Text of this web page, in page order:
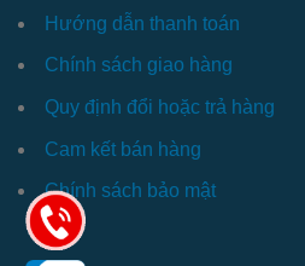
Hướng dẫn thanh toán
Chính sách giao hàng
Quy định đổi hoặc trả hàng
Cam kết bán hàng
Chính sách bảo mật